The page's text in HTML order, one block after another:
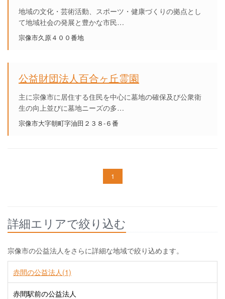
地域の文化・芸術活動、スポーツ・健康づくりの拠点とし
て地域社会の発展と豊かな市民…
宗像市久原４００番地
公益財団法人百合ヶ丘霊園
主に宗像市に居住する住民を中心に墓地の確保及び公衆衛
生の向上並びに墓地ニーズの多…
宗像市大字朝町字油田２３８‐６番
1
詳細エリアで絞り込む
宗像市の公益法人をさらに詳細な地域で絞り込めます。
赤間の公益法人(1)
赤間駅前の公益法人